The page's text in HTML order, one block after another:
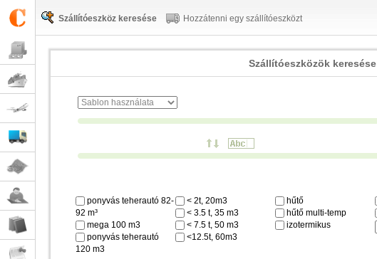
Szállítóeszköz keresése Hozzátenni egy szállítóeszközt
Szállítóeszközök keresése
ponyvás teherautó 82-
92 m³
mega 100 m3
ponyvás teherautó
120 m3
< 2t, 20m3
< 3.5 t, 35 m3
< 7.5 t, 50 m3
<12.5t, 60m3
hűtő
hűtő multi-temp
izotermikus